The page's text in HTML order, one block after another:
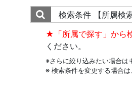
検索条件
【所属検
★「所属で探す」から
ください。
※さらに絞り込みたい場合は
※ 検索条件を変更する場合は